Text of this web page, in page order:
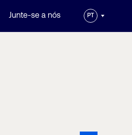
Junte-se a nós PT